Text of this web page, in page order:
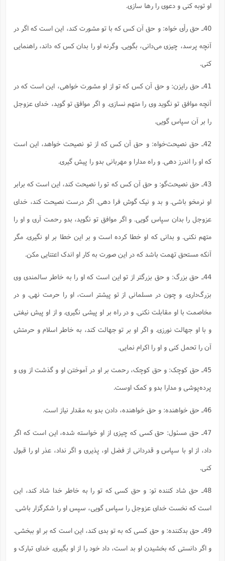
او توبه کنی و دعوی را رها سازی.
40ـ حق رأی خواه: و حق آن کس که با تو مشورت کند، این است که اگر در
آنچه پرسد، چیزی می‌دانی، بگویی. وگرنه او را بدان کس که داند، راهنمایی
کنی.
41ـ حق رایزن: و حق آن کس که تو از او مشورت خواهی، این است که در
آنچه موافق تو نگوید وی را متهم نسازی. و اگر موافق تو گوید، خدای عزوجل
را بر آن سپاس گویی.
42ـ حق نصیحت‌‌‌خواه: و حق آن کس که از تو نصیحت خواهد، این است
که او را اندرز دهی. و راه مدارا و مهربانی بدو را پیش گیری.
43ـ حق نصیحت‌گو: و حق آن کس که تو را نصیحت کند، این است که برابر
او نرمخو باشی. و بد و نیک گوش فرا دهی. اگر درست نصیحت کند، خدای
عزوجل را بدان سپاس گویی. و اگر موافق تو نگوید، بدو رحمت آری و او را
متهم نکنی. و بدانی که او خطا کرده است و بر این خطا بر او نگیری. مگر
آنکه مستحق تهمت باشد که در این صورت به کار او اندک اعتنایی مکن.
44ـ حق بزرگ: و حق بزرگتر از تو این است که او را به خاطر سالمندی وی
بزرگ‌داری. و چون در مسلمانی از تو پیشتر است، او را حرمت نهی. و در
مخاصمت با او مقابلت نکنی. و در راه بر او پیشی نگیری. و از او پیش نیفتی
و با او جهالت نورزی. و اگر او بر تو جهالت کند، به خاطر اسلام و حرمتش
آن را تحمل کنی و او را اکرام نمایی.
45ـ حق کوچک: و حق کوچک، رحمت بر او در آموختن او و گذشت از وی و
پرده‌پوشی و مدارا بدو و کمک اوست.
46ـ حق خواهنده: و حق خواهنده، دادن بدو به مقدار نیاز است.
47ـ حق مسئول: حق کسی که چیزی از او خواسته شده، این است که اگر
داد، از او با سپاس و قدردانی از فضل او، پذیری و اگر نداد، عذر او را قبول
کنی.
48ـ حق شاد کننده تو: و حق کسی که تو را به خاطر خدا شاد کند، این
است که نخست خدای عزوجل را سپاس گویی، سپس او را شکرگزار باشی.
49ـ حق بدکننده: و حق کسی که به تو بدی کند، این است که بر او ببخشی.
و اگر دانستی که بخشیدن او بد است، داد خود را از او بگیری. خدای تبارک و